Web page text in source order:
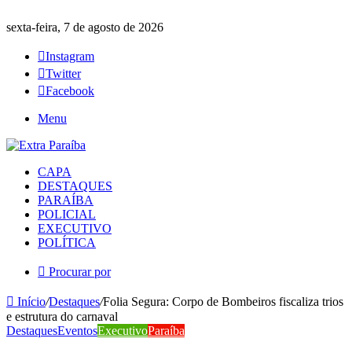
sexta-feira, 7 de agosto de 2026
Instagram
Twitter
Facebook
Menu
CAPA
DESTAQUES
PARAÍBA
POLICIAL
EXECUTIVO
POLÍTICA
Procurar por
Início/Destaques/Folia Segura: Corpo de Bombeiros fiscaliza trios
e estrutura do carnaval
DestaquesEventosExecutivoParaíba